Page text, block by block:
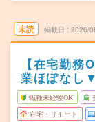
未読 掲載日 2026/
【在宅勤務
業ほぼなし
職種未経験OK
在宅・リモート